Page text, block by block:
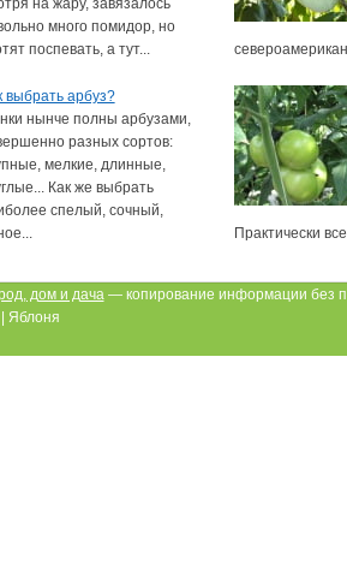
много помидор, но
поспевать, а тут...
выбрать арбуз?
нынче полны арбузами,
разных сортов:
мелкие, длинные,
Как же выбрать
спелый, сочный,
Практически
дом и дача — копирование информации без
| Яблоня